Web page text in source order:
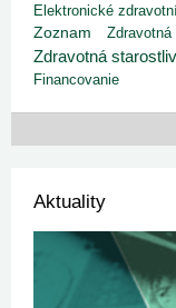
Elektronické
Zoznam
Zdravotná
Zdravotná
Financovanie
Aktuality